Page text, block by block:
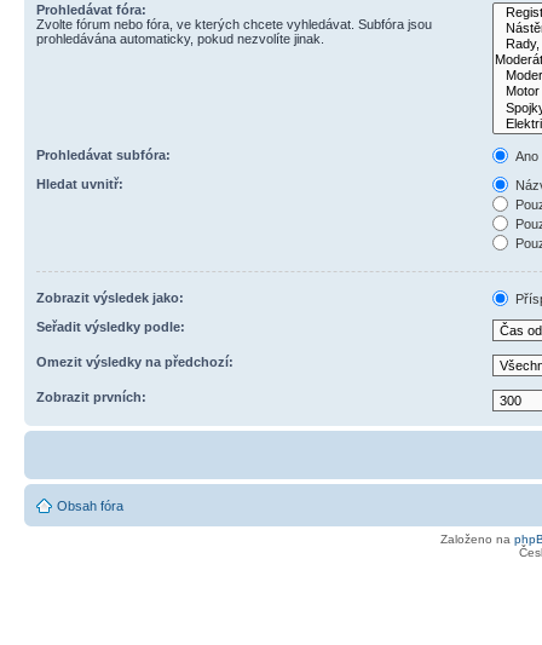
Prohledávat fóra:
Zvolte fórum nebo fóra, ve kterých chcete vyhledávat. Subfóra jsou
prohledávána automaticky, pokud nezvolíte jinak.
Prohledávat subfóra:
Ano
Hledat uvnitř:
Zobrazit výsledek jako:
Seřadit výsledky podle:
Omezit výsledky na předchozí:
Zobrazit prvních:
Obsah fóra
Založeno na